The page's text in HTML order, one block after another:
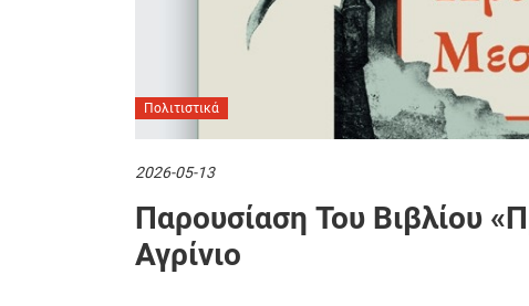
Πολιτιστικά
2026-05-13
Παρουσίαση Του Βιβλίου
Αγρίνιο